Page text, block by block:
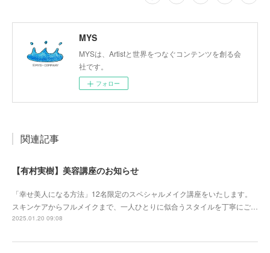
MYS
MYSは、Artistと世界をつなぐコンテンツを創る会
社です。
フォロー
関連記事
【有村実樹】美容講座のお知らせ
「幸せ美人になる方法」12名限定のスペシャルメイク講座をいたします。
スキンケアからフルメイクまで、一人ひとりに似合うスタイルを丁寧にご…
2025.01.20 09:08